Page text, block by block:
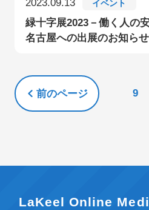
2023.09.13 イベント
緑十字展2023－働く人の
名古屋への出展のお知らせ
前のページ 9
LaKeel Online